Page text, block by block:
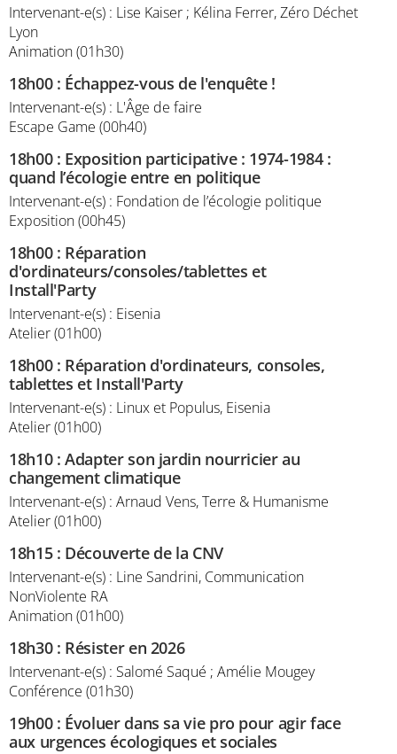
Intervenant-e(s) : Lise Kaiser ; Kélina Ferrer, Zéro Déchet
Lyon
Animation (01h30)
18h00: Échappez-vous de l'enquête !
Intervenant-e(s) : L'Âge de faire
Escape Game (00h40)
18h00: Exposition participative : 1974-1984 :
quand l’écologie entre en politique
Intervenant-e(s) : Fondation de l’écologie politique
Exposition (00h45)
18h00: Réparation
d'ordinateurs/consoles/tablettes et
Install'Party
Intervenant-e(s) : Eisenia
Atelier (01h00)
18h00: Réparation d'ordinateurs, consoles,
tablettes et Install'Party
Intervenant-e(s) : Linux et Populus, Eisenia
Atelier (01h00)
18h10:Adapter son jardin nourricier au
changement climatique
Intervenant-e(s) : Arnaud Vens, Terre & Humanisme
Atelier (01h00)
18h15: Découverte de la CNV
Intervenant-e(s) : Line Sandrini, Communication
NonViolente RA
Animation (01h00)
18h30: Résister en 2026
Intervenant-e(s) : Salomé Saqué ; Amélie Mougey
Conférence (01h30)
19h00: Évoluer dans sa vie pro pour agir face
aux urgences écologiques et sociales